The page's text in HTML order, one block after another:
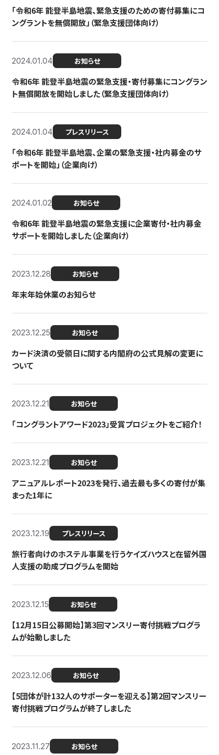
「令和6年 能登半島地震、緊急支援のための寄付募集にコ
ングラントを無償開放」（緊急支援団体向け）
2024.01.04 お知らせ
令和6年 能登半島地震の緊急支援・寄付募集にコングラン
ト無償開放を開始しました（緊急支援団体向け）
2024.01.04 プレスリリース
「令和6年 能登半島地震、企業の緊急支援・社内募金のサ
ポートを開始」（企業向け）
2024.01.02 お知らせ
令和6年 能登半島地震の緊急支援に企業寄付・社内募金
サポートを開始しました（企業向け）
2023.12.28 お知らせ
年末年始休業のお知らせ
2023.12.25 お知らせ
カード決済の受領日に関する内閣府の公式見解の変更に
ついて
2023.12.21 お知らせ
「コングラントアワード2023」受賞プロジェクトをご紹介！
2023.12.21 お知らせ
アニュアルレポート2023を発行、過去最も多くの寄付が集
まった1年に
2023.12.19 プレスリリース
旅行者向けのホステル事業を行うケイズハウスと在留外国
人支援の助成プログラムを開始
2023.12.15 お知らせ
【12月15日公募開始】第3回マンスリー寄付挑戦プログラ
ムが始動しました
2023.12.06 お知らせ
【5団体が計132人のサポーターを迎える】第2回マンスリー
寄付挑戦プログラムが終了しました
2023.11.27 お知らせ